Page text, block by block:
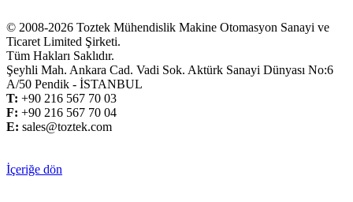
© 2008-2026 Toztek Mühendislik Makine Otomasyon Sanayi ve
Ticaret Limited Şirketi.
Tüm Hakları Saklıdır.
Şeyhli Mah. Ankara Cad. Vadi Sok. Aktürk Sanayi Dünyası No:6
A/50 Pendik - İSTANBUL
T: +90 216 567 70 03
F: +90 216 567 70 04
E: sales@toztek.com
İçeriğe dön